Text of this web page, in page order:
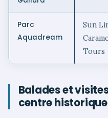
Parc
Aquadream
Sun
Tours
Balades et
centre historique